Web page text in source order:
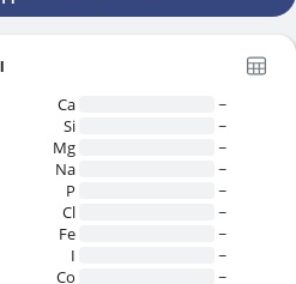
Ca
~
Si
~
Mg
~
Na
~
P
~
Cl
~
Fe
~
I
~
Co
~